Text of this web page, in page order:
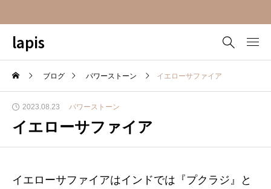
lapis
ブログ パワーストーン イエローサファイア
2023.08.23 パワーストーン
イエローサファイア
イエローサファイアはインドでは『プクラジ』と